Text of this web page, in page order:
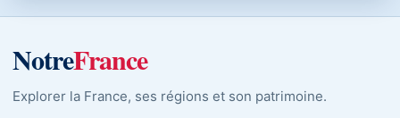
NotreFrance
Explorer la France, ses régions et son patrimoine.